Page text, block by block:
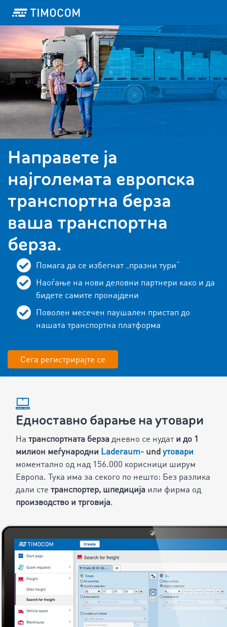
Направете ја
најголемата европска
транспортна берза
ваша транспортна
берза.
Помага да се избегнат „празни тури“
Наоѓање на нови деловни партнери како и да
бидете самите пронајдени
Поволен месечен паушален пристап до
нашата транспортна платформа
Сега регистрирајте се
Едноставно барање на утовари
На транспортната берза дневно се нудат и до 1
милион меѓународни Laderaum- und утовари
моментално од над 156.000 корисници ширум
Европа. Тука има за секого по нешто: Без разлика
дали сте транспортер, шпедиција или фирма од
производство и трговија.